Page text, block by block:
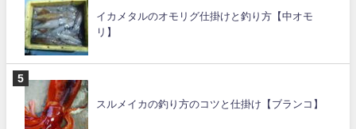
イカメタルのオモリグ仕掛けと釣り方【中オモ
リ】
スルメイカの釣り方のコツと仕掛け【ブランコ】